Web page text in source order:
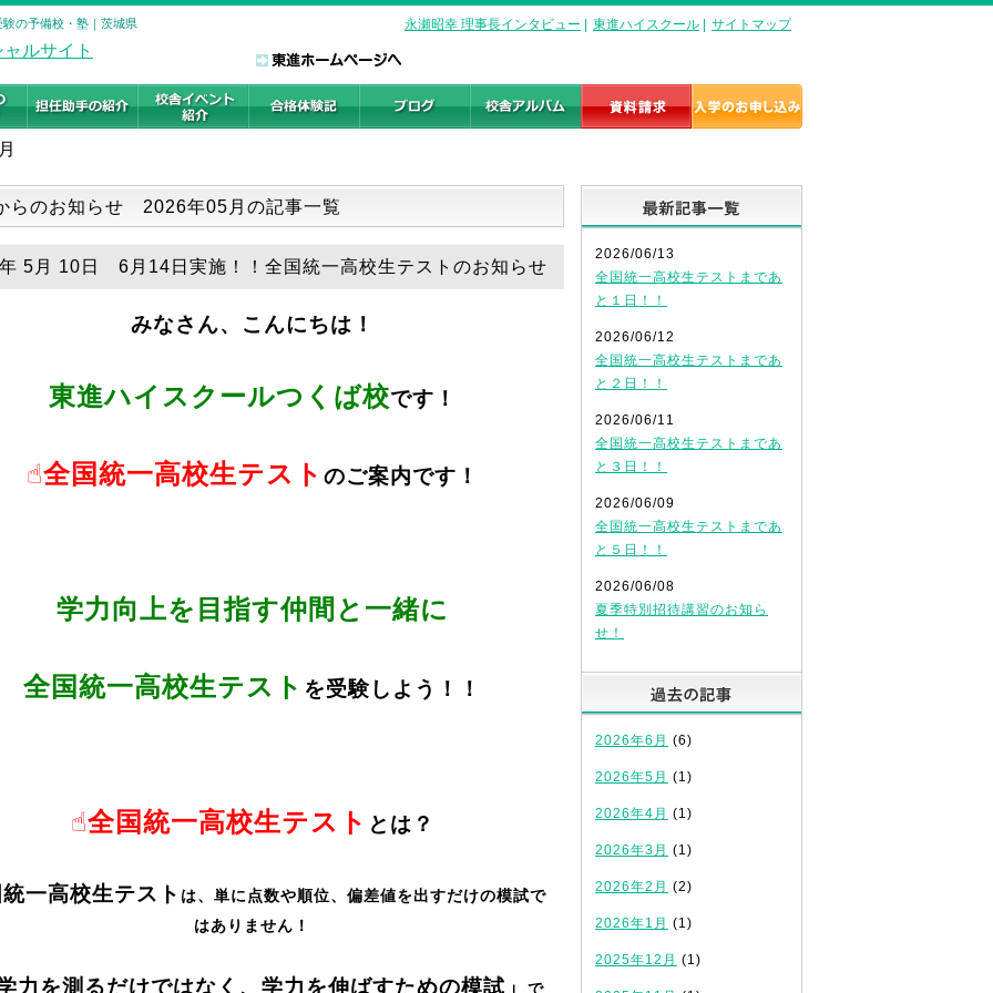
の予備校・塾｜茨城県 永瀬昭幸 理事長インタビュー 東進ハイスクール サイトマップ
らのお知らせ 2026年05月の記事一覧
5月 10日 6月14日実施！！全国統一高校生テストのお知らせ
みなさん、こんにちは！
東進ハイスクールつくば校です！
☝全国統一高校生テスト のご案内です！
学力向上を目指す仲間と一緒に
全国統一高校生テスト を受験しよう！！
☝全国統一高校生テスト とは？
一高校生テスト は、 単に点数や順位、偏差値を出すだけの模試で
はありません！
力を測るだけではなく、 学力を伸ばすための模試」 で
2026/06/13
全国統一高校生テストまであ
と１日！！
2026/06/12
全国統一高校生テストまであ
と２日！！
2026/06/11
全国統一高校生テストまであ
と３日！！
2026/06/09
全国統一高校生テストまであ
と５日！！
2026/06/08
夏季特別招待講習のお知ら
せ！
2026年6月 (6)
2026年5月 (1)
2026年4月 (1)
2026年3月 (1)
2026年2月 (2)
2026年1月 (1)
2025年12月 (1)